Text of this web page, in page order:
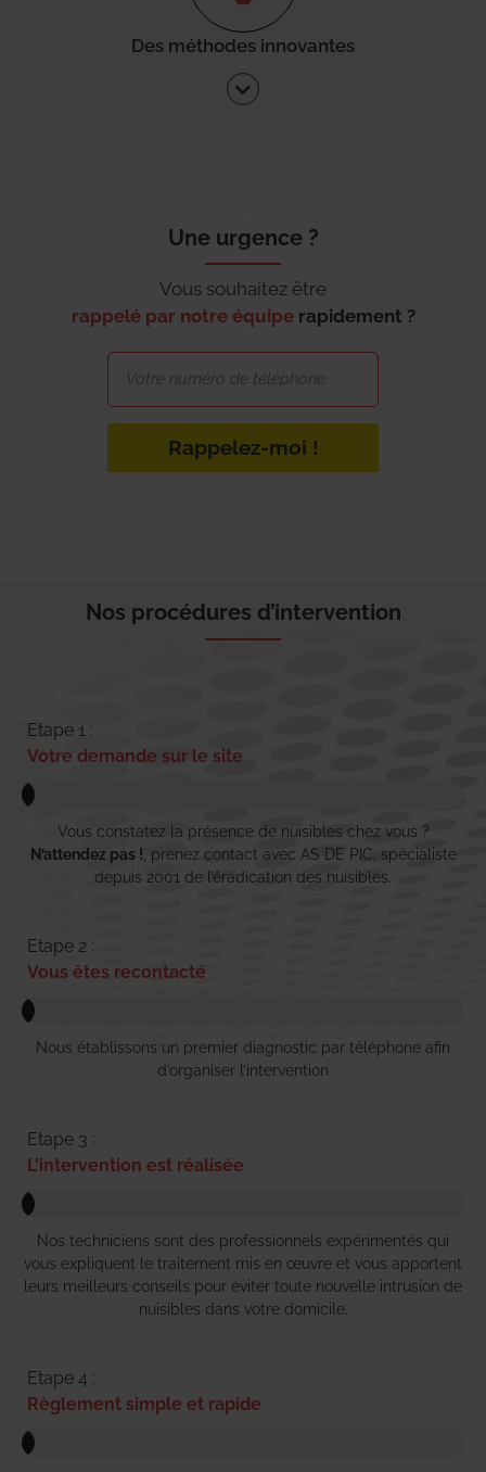
Des méthodes innovantes
Une urgence ?
Vous souhaitez être
rappelé par notre équipe rapidement ?
Rappelez-moi !
Nos procédures d’intervention
Etape 1 :
Votre demande sur le site
Vous constatez la présence de nuisibles chez vous ?
N’attendez pas ! , prenez contact avec AS DE PIC, spécialiste
depuis 2001 de l’éradication des nuisibles.
Etape 2 :
Vous êtes recontacté
Nous établissons un premier diagnostic par téléphone afin
d’organiser l’intervention
Etape 3 :
L'intervention est réalisée
Nos techniciens sont des professionnels expérimentés qui
vous expliquent le traitement mis en œuvre et vous apportent
leurs meilleurs conseils pour éviter toute nouvelle intrusion de
nuisibles dans votre domicile.
Etape 4 :
Règlement simple et rapide